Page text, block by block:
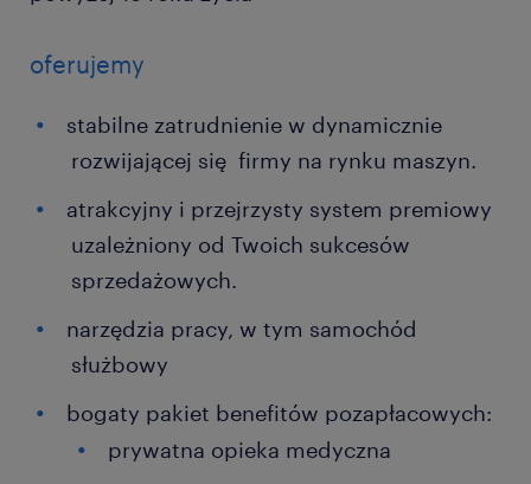
oferujemy
stabilne zatrudnienie w dynamicznie
rozwijającej się firmy na rynku maszyn.
atrakcyjny i przejrzysty system premiowy
uzależniony od Twoich sukcesów
sprzedażowych.
narzędzia pracy, w tym samochód
służbowy
bogaty pakiet benefitów pozapłacowych:
prywatna opieka medyczna